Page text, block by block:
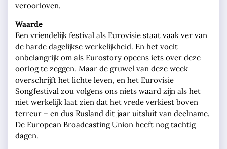
veroorloven.
Waarde
Een vriendelijk festival als Eurovisie staat vaak ver van
de harde dagelijkse werkelijkheid. En het voelt
onbelangrijk om als Eurostory opeens iets over deze
oorlog te zeggen. Maar de gruwel van deze week
overschrijft het lichte leven, en het Eurovisie
Songfestival zou volgens ons niets waard zijn als het
niet werkelijk laat zien dat het vrede verkiest boven
terreur – en dus Rusland dit jaar uitsluit van deelname.
De European Broadcasting Union heeft nog tachtig
dagen.